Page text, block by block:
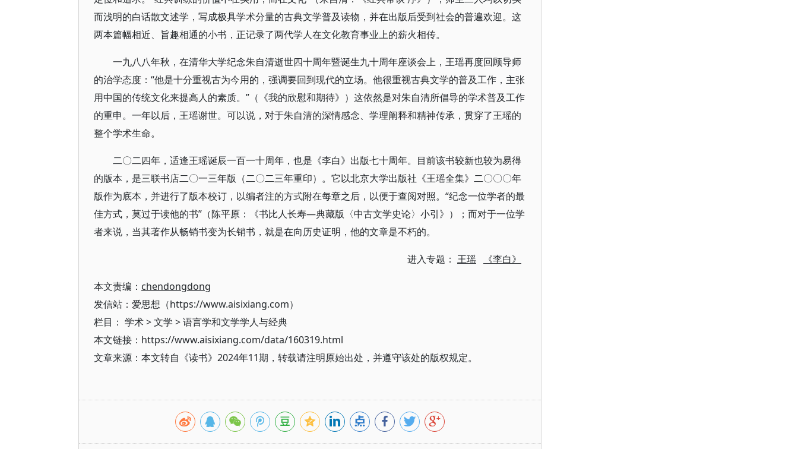
而浅明的白话散文述学，写成极具学术分量的古典文学普及读物，并在出版后受到社会的普遍欢迎。这
两本篇幅相近、旨趣相通的小书，正记录了两代学人在文化教育事业上的薪火相传。
一九八八年秋，在清华大学纪念朱自清逝世四十周年暨诞生九十周年座谈会上，王瑶再度回顾导师
的治学态度：“他是十分重视古为今用的，强调要回到现代的立场。他很重视古典文学的普及工作，主张
用中国的传统文化来提高人的素质。”（《我的欣慰和期待》）这依然是对朱自清所倡导的学术普及工作
的重申。一年以后，王瑶谢世。可以说，对于朱自清的深情感念、学理阐释和精神传承，贯穿了王瑶的
整个学术生命。
二〇二四年，适逢王瑶诞辰一百一十周年，也是《李白》出版七十周年。目前该书较新也较为易得
的版本，是三联书店二〇一三年版（二〇二三年重印）。它以北京大学出版社《王瑶全集》二〇〇〇年
版作为底本，并进行了版本校订，以编者注的方式附在每章之后，以便于查阅对照。“纪念一位学者的最
佳方式，莫过于读他的书”（陈平原：《书比人长寿—典藏版〈中古文学史论〉小引》）；而对于一位学
者来说，当其著作从畅销书变为长销书，就是在向历史证明，他的文章是不朽的。
进入专题： 王瑶 《李白》
本文责编： chendongdong
发信站：爱思想（https://www.aisixiang.com）
栏目： 学术>文学 >语言学和文学学人与经典
本文链接：https://www.aisixiang.com/data/160319.html
文章来源：本文转自《读书》2024年11期，转载请注明原始出处，并遵守该处的版权规定。